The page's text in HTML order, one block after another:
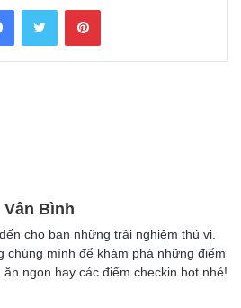
FacebookTwitter Pinterest
Vân Bình
cho bạn những trải nghiệm thú vị.
chúng mình để khám phá những điểm
ngon hay các điểm checkin hot nhé!